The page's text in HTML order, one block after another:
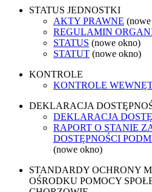
STATUS JEDNOSTKI
AKTY PRAWNE
REGULAMIN
STATUS (nowe okno)
STATUT (nowe okno)
KONTROLE
KONTROLE
DEKLARACJA
DEKLARACJA
RAPORT O STANIE
DOSTĘPNOŚCI
(nowe okno)
STANDARDY OCHRONY
OŚRODKU POMOCY